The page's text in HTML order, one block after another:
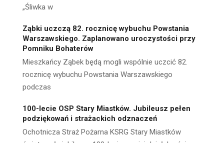
„Śliwka w
Ząbki uczczą 82. rocznicę wybuchu Powstania
Warszawskiego. Zaplanowano uroczystości przy
Pomniku Bohaterów
Mieszkańcy Ząbek będą mogli wspólnie uczcić 82.
rocznicę wybuchu Powstania Warszawskiego
podczas
100-lecie OSP Stary Miastków. Jubileusz pełen
podziękowań i strażackich odznaczeń
Ochotnicza Straż Pożarna KSRG Stary Miastków